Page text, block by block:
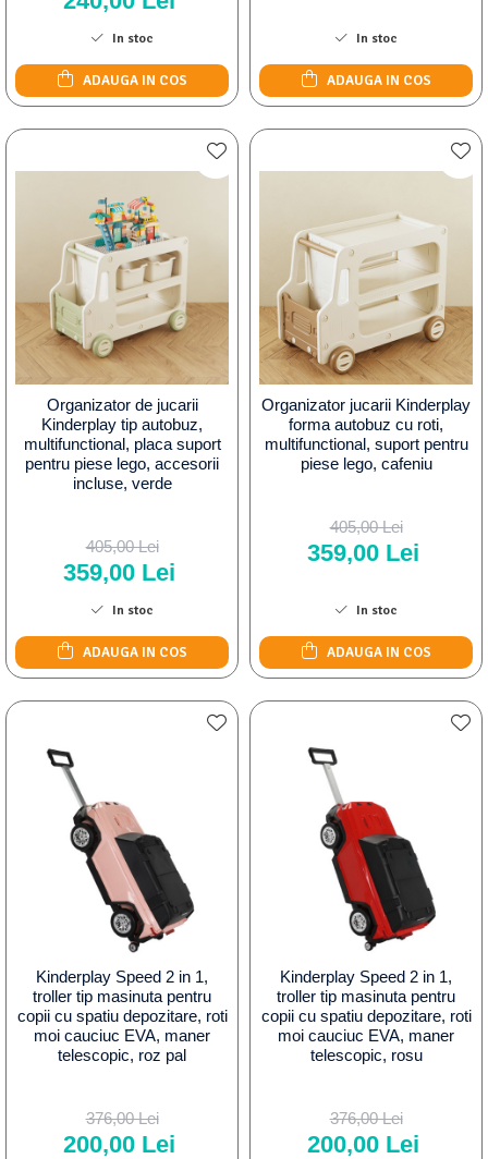
In stoc
ADAUGA IN COS
In stoc
ADAUGA IN COS
Organizator de jucarii
Kinderplay tip autobuz,
multifunctional, placa suport
pentru piese lego, accesorii
incluse, verde
405,00 Lei
359,00 Lei
In stoc
ADAUGA IN COS
Organizator jucarii Kinderplay
forma autobuz cu roti,
multifunctional, suport pentru
piese lego, cafeniu
405,00 Lei
359,00 Lei
In stoc
ADAUGA IN COS
Kinderplay Speed 2 in 1,
troller tip masinuta pentru
copii cu spatiu depozitare, roti
moi cauciuc EVA, maner
telescopic, roz pal
376,00 Lei
200,00 Lei
Kinderplay Speed 2 in 1,
troller tip masinuta pentru
copii cu spatiu depozitare, roti
moi cauciuc EVA, maner
telescopic, rosu
376,00 Lei
200,00 Lei